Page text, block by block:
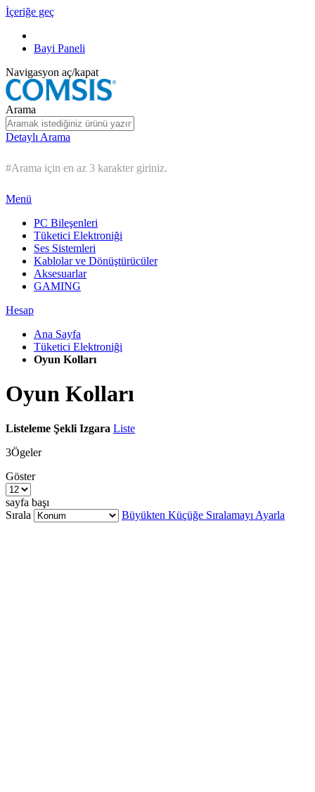
İçeriğe geç
Bayi Paneli
Navigasyon aç/kapat
Arama
Detaylı Arama
#Arama için en az 3 karakter giriniz.
Menü
PC Bileşenleri
Tüketici Elektroniği
Ses Sistemleri
Kablolar ve Dönüştürücüler
Aksesuarlar
GAMING
Hesap
Ana Sayfa
Tüketici Elektroniği
Oyun Kolları
Oyun Kolları
Listeleme Şekli Izgara Liste
3Ögeler
Göster
sayfa başı
Sırala
Büyükten Küçüğe Sıralamayı Ayarla